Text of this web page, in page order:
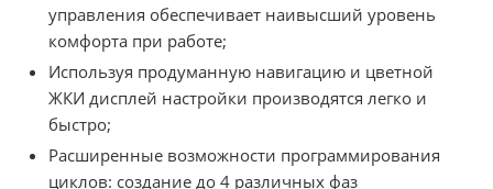
управления обеспечивает наивысший уровень
комфорта при работе;
Используя продуманную навигацию и цветной
ЖКИ дисплей настройки производятся легко и
быстро;
Расширенные возможности программирования
циклов: создание до 4 различных фаз